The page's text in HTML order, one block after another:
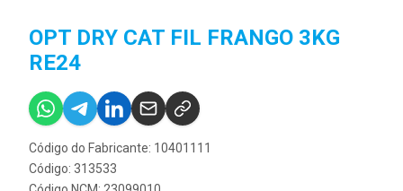
OPT DRY CAT FIL FRANGO 3KG
RE24
Código do Fabricante: 10401111
Código: 313533